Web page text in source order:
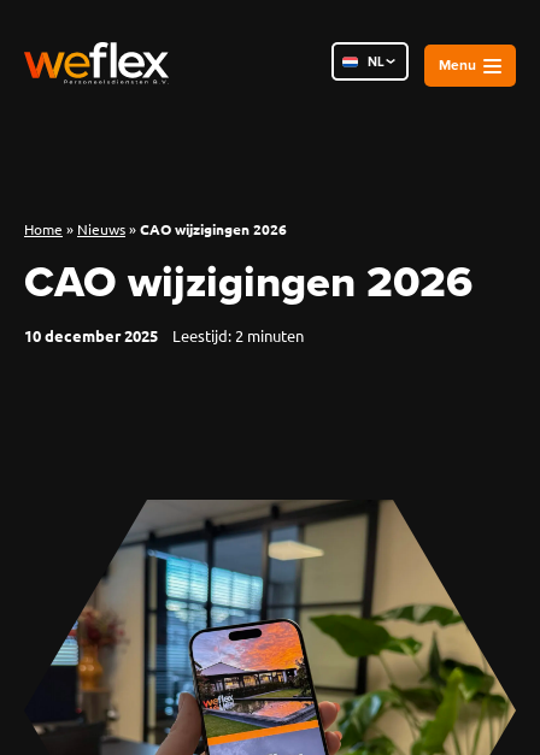
NL
Home » Nieuws»CAO wijzigingen 2026
CAO wijzigingen 2026
10 december 2025 Leestijd: 2 minuten